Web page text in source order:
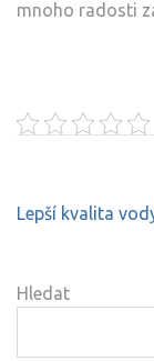
mnoho radosti
Navigace
Lepší kvalita
Hledat